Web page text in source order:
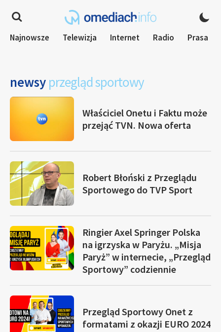
Najnowsze Telewizja Internet Radio Prasa
newsy przegląd sportowy
Właściciel Onetu i Faktu może
przejąć TVN. Nowa oferta
Robert Błoński z Przeglądu
Sportowego do TVP Sport
Ringier Axel Springer Polska
na igrzyska w Paryżu. „Misja
Paryż” w internecie, „Przegląd
Sportowy” codziennie
Przegląd Sportowy Onet z
formatami z okazji EURO 2024